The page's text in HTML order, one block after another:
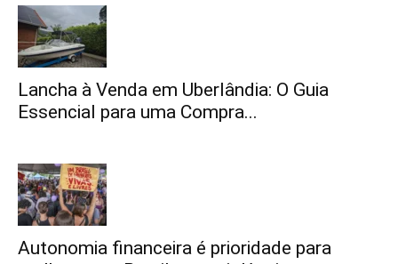
Lancha à Venda em Uberlândia: O Guia
Essencial para uma Compra...
Autonomia financeira é prioridade para